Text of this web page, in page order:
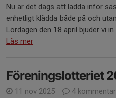
Nu är det dags att ladda inför
enhetligt klädda både på och
Lördagen den 18 april bjuder vi
Läs mer
Föreningslotteriet
11 nov 2025
4